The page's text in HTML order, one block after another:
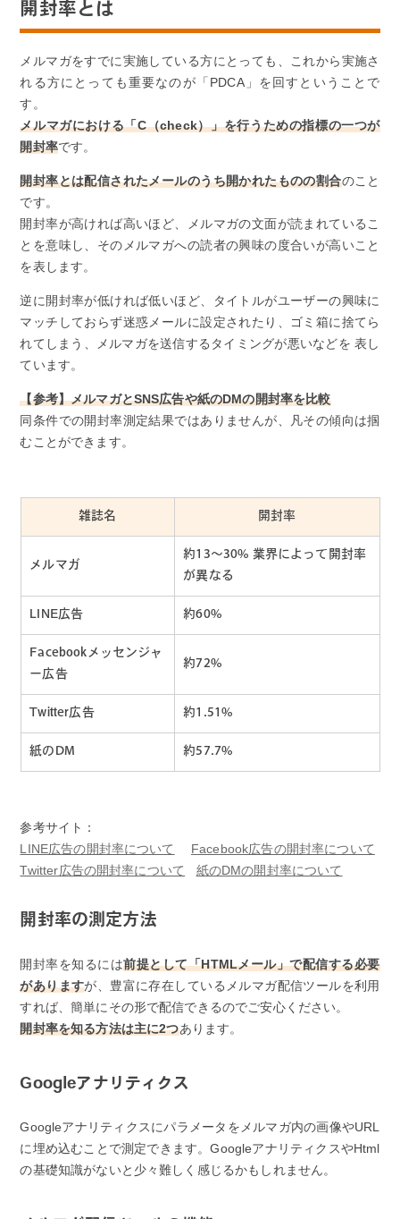
開封率とは
メルマガをすでに実施している方にとっても、これから実施さ
れる方にとっても重要なのが「PDCA」を回すということで
す。
メルマガにおける「C（check）」を行うための指標の一つが
開封率です。
開封率とは配信されたメールのうち開かれたものの割合のこと
です。
開封率が高ければ高いほど、メルマガの文面が読まれているこ
とを意味し、そのメルマガへの読者の興味の度合いが高いこと
を表します。
逆に開封率が低ければ低いほど、タイトルがユーザーの興味に
マッチしておらず迷惑メールに設定されたり、ゴミ箱に捨てら
れてしまう、メルマガを送信するタイミングが悪いなどを 表し
ています。
【参考】メルマガとSNS広告や紙のDMの開封率を比較
同条件での開封率測定結果ではありませんが、凡その傾向は掴
むことができます。
雑誌名 開封率
メルマガ
約13〜30% 業界によって開封率
が異なる
LINE広告 約60%
Facebookメッセンジャ
ー広告
約72%
Twitter広告 約1.51%
紙のDM 約57.7%
参考サイト：
LINE広告の開封率について
Facebook広告の開封率について
Twitter広告の開封率について
紙のDMの開封率について
開封率の測定方法
開封率を知るには前提として「HTMLメール」で配信する必要
がありますが、豊富に存在しているメルマガ配信ツールを利用
すれば、簡単にその形で配信できるのでご安心ください。
開封率を知る方法は主に2つあります。
Googleアナリティクス
Googleアナリティクスにパラメータをメルマガ内の画像やURL
に埋め込むことで測定できます。GoogleアナリティクスやHtml
の基礎知識がないと少々難しく感じるかもしれません。